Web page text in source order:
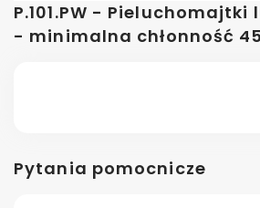
P.101.PW -
- minimalna chłonność
Pytania pomocnicze